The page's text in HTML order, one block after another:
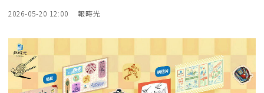
2026-05-20 12:00 報時光